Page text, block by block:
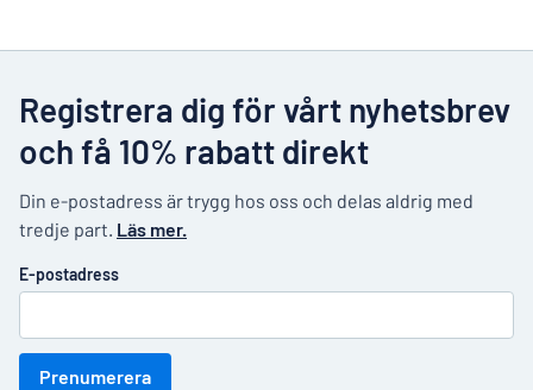
Registrera dig för vårt nyhetsbrev
och få 10% rabatt direkt
Din e-postadress är trygg hos oss och delas aldrig med
tredje part. Läs mer.
E-postadress
Prenumerera